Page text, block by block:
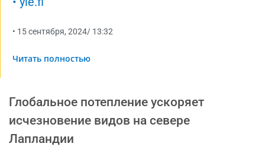
• 15 сентября, 2024/ 13:32
Читать полностью
Глобальное потепление ускоряет
исчезновение видов на севере
Лапландии